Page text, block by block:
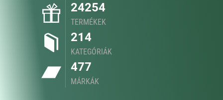
24254
TERMÉKEK
214
KATEGÓRIÁK
477
MÁRKÁK